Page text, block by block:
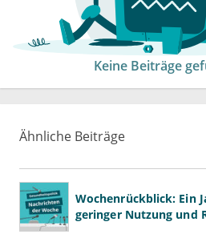
Keine Beiträge
Ähnliche Beiträge
Wochenrückblick: Ein
geringer Nutzung und